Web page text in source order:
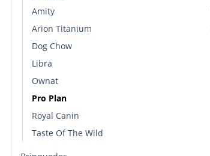
Amity
Arion Titanium
Dog Chow
Libra
Ownat
Pro Plan
Royal Canin
Taste Of The Wild